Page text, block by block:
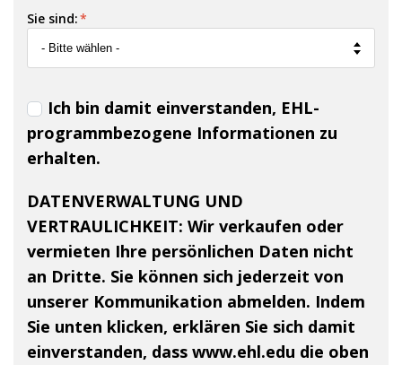
Sie sind:*
Ich bin damit einverstanden, EHL-
programmbezogene Informationen zu
erhalten.
DATENVERWALTUNG UND
VERTRAULICHKEIT: Wir verkaufen oder
vermieten Ihre persönlichen Daten nicht
an Dritte. Sie können sich jederzeit von
unserer Kommunikation abmelden. Indem
Sie unten klicken, erklären Sie sich damit
einverstanden, dass www.ehl.edu die oben